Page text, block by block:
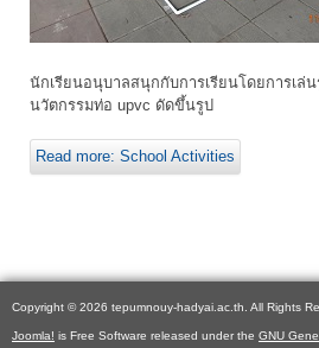
นักเรียนอนุบาลสนุกกับการเรียนโดยการเล่
นวัตกรรมท่อ upvc ดัดขึ้นรูป
Read more: School Activities
Copyright © 2026 tepumnouy-hadyai.ac.th. All Rights
Joomla! is Free Software released under the GNU